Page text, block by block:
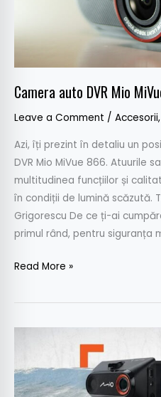
Camera auto DVR Mio
Leave a Comment / Accesorii,
Azi, îți prezint în detaliu un
DVR Mio MiVue 866. Atuurile
multitudinea funcțiilor și
în condiții de lumină scăzută.
Grigorescu De ce ți-ai
primul rând, pentru siguranța
Read More »
Technology:
Calitatea